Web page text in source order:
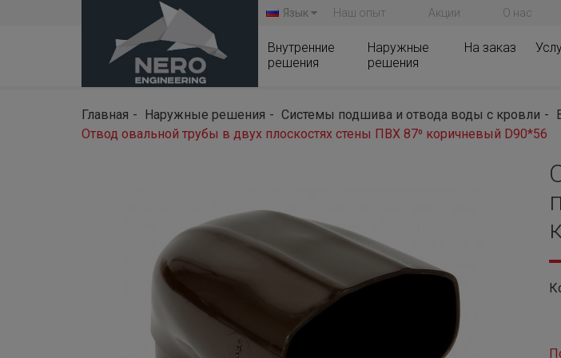
Язык Наш опыт Акции О нас
Внутренние
решения
Наружные
решения
На заказ
Главная Наружные решения Системы подшива и отвода воды с кровли
Отвод овальной трубы в двух плоскостях стены ПВХ 87⁰ коричневый D90*56